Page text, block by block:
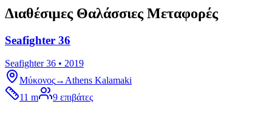
Διαθέσιμες Θαλάσσιες Μεταφορές
Seafighter 36
Seafighter 36 • 2019
Μύκονος→ Athens Kalamaki
11 m
9 επιβάτες